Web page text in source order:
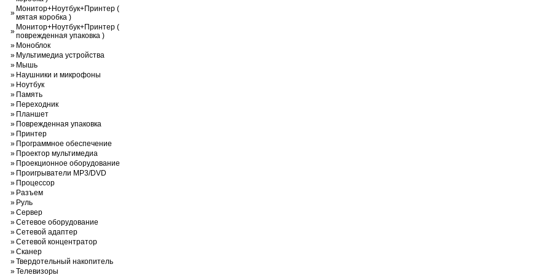
» Монитор+Ноутбук+Принтер (
мятая коробка )
» Монитор+Ноутбук+Принтер (
поврежденная упаковка )
» Моноблок
» Мультимедиа устройства
» Мышь
» Наушники и микрофоны
» Ноутбук
» Память
» Переходник
» Планшет
» Поврежденная упаковка
» Принтер
» Программное обеспечение
» Проектор мультимедиа
» Проекционное оборудование
» Проигрыватели MP3/DVD
» Процессор
» Разъем
» Руль
»Сервер
»Сетевое оборудование
»Сетевой адаптер
»Сетевой концентратор
»Сканер
»Твердотельный накопитель
»Телевизоры